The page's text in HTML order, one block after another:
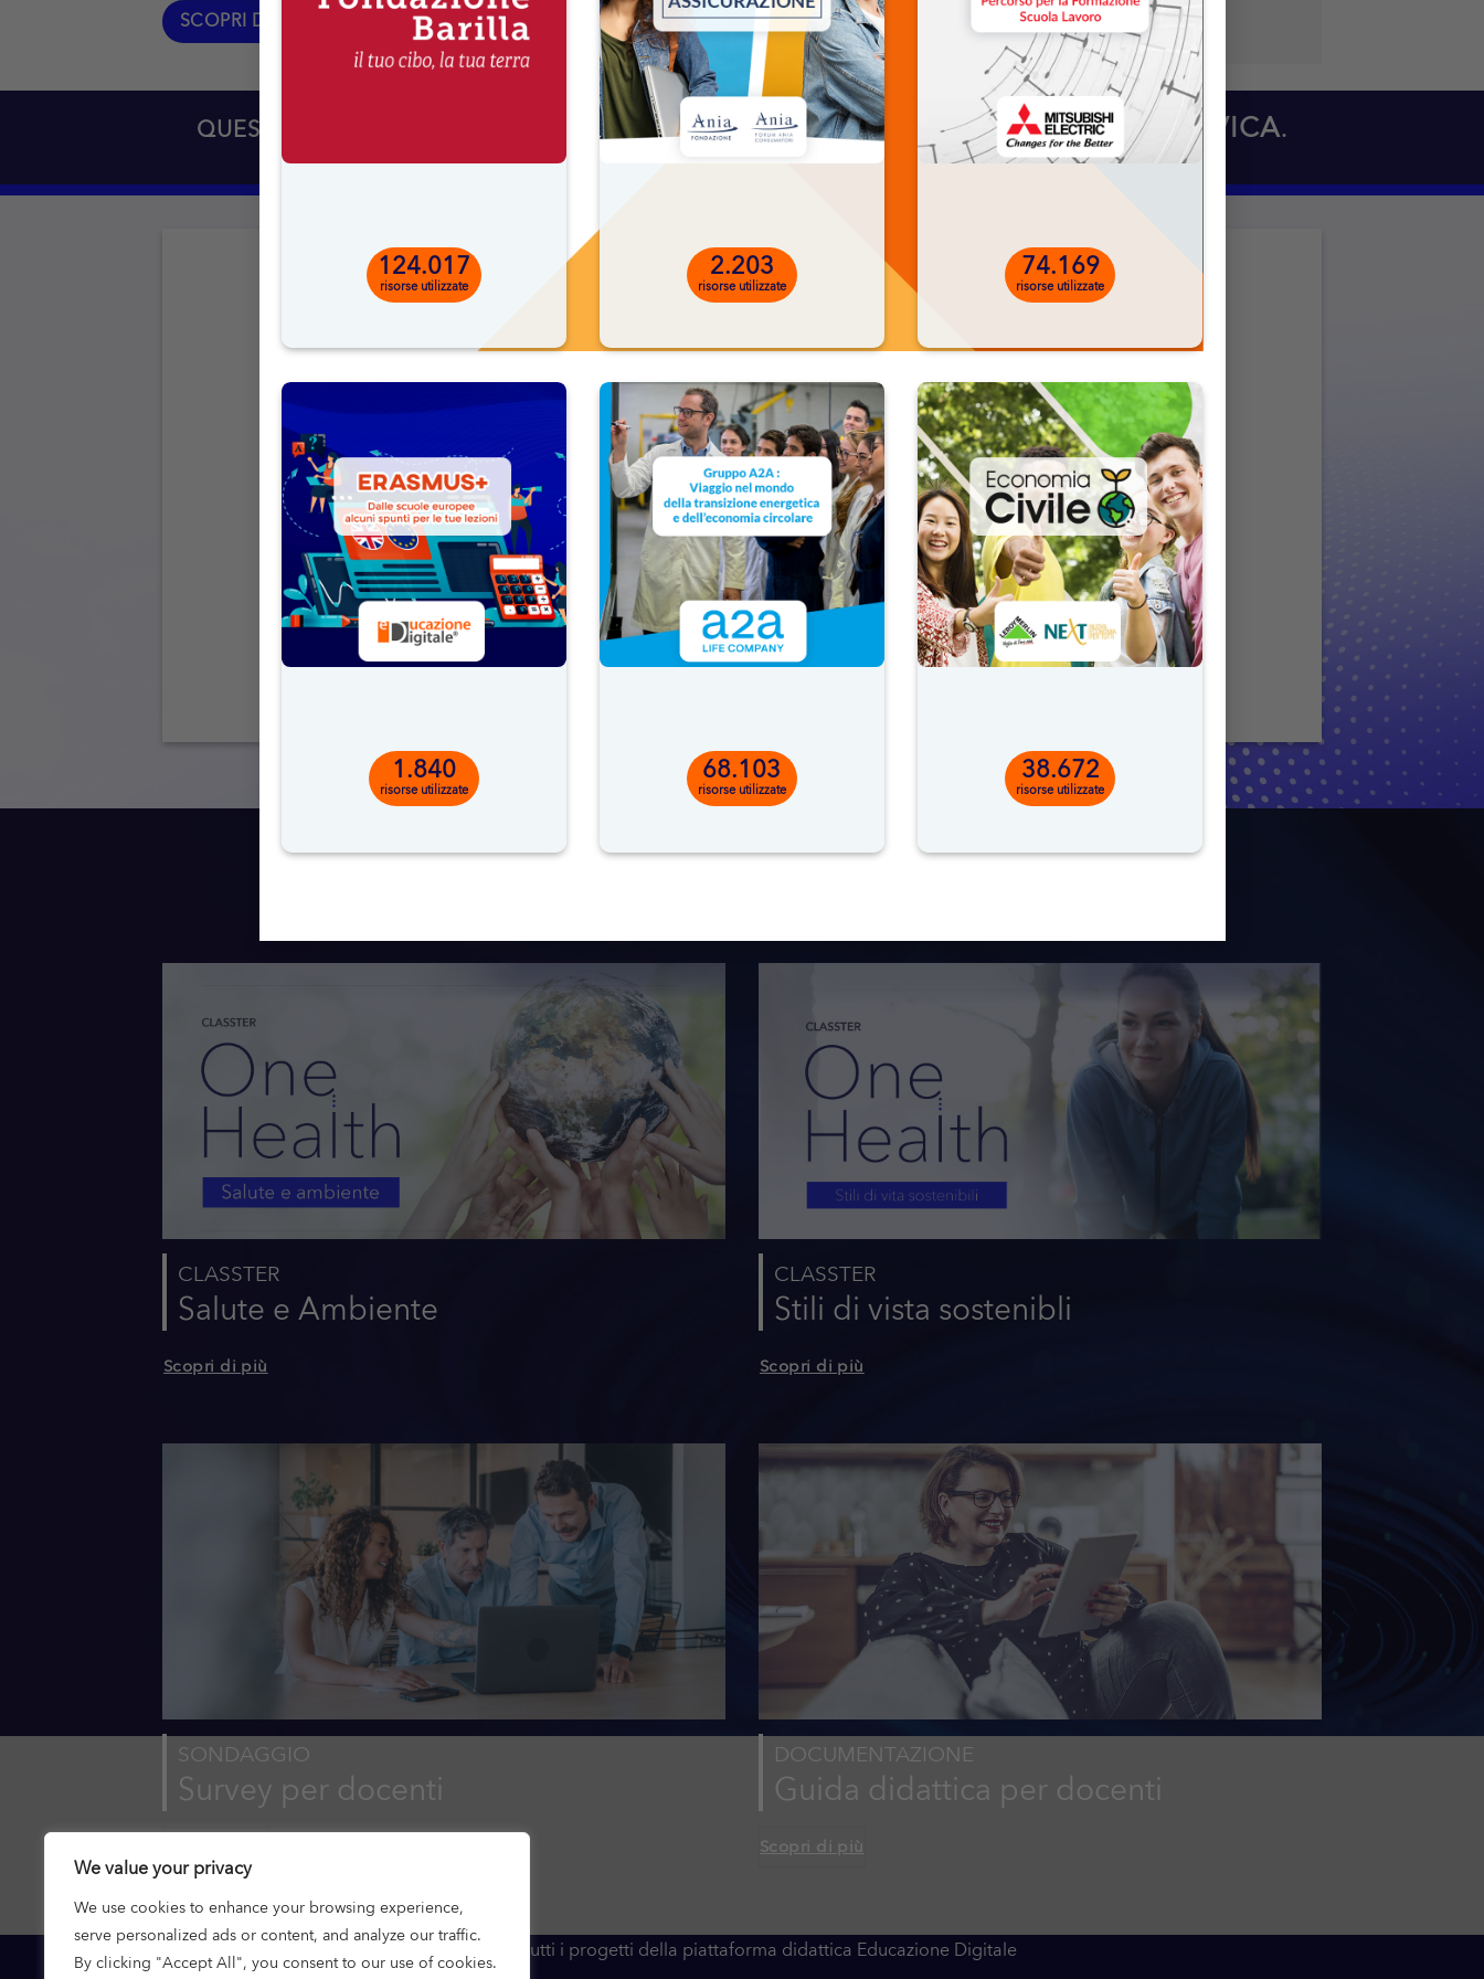
124.017
risorse utilizzate 2.203
risorse utilizzate 74.169
risorse utilizzate
1.840
risorse utilizzate 68.103
risorse utilizzate 38.672
risorse utilizzate
We value your privacy
We use cookies to enhance your browsing experience,
serve personalized ads or content, and analyze our traffic.
By clicking "Accept All", you consent to our use of cookies.
SCOPRI DI PIÙ
QUESTO PERCORSO CONSENTE DI SVOLGEREFINO A 12 OREDI EDUCAZIONE CIVICA.
Cosa puoi trovare?
CLASSTER
Salute e Ambiente
Scopri di più
CLASSTER
Stili di vista sostenibli
Scopri di più
SONDAGGIO
Survey per docenti
DOCUMENTAZIONE
Guida didattica per docenti
Scopri di più
Scopri tutti i progetti della piattaforma didattica Educazione Digitale